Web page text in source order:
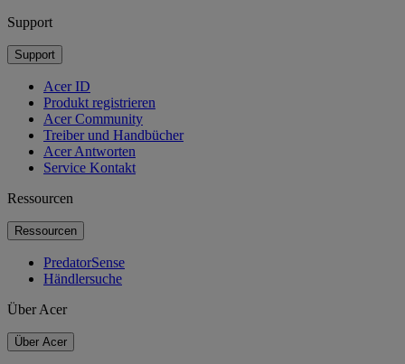
Support
Support
Acer ID
Produkt registrieren
Acer Community
Treiber und Handbücher
Acer Antworten
Service Kontakt
Ressourcen
Ressourcen
PredatorSense
Händlersuche
Über Acer
Über Acer